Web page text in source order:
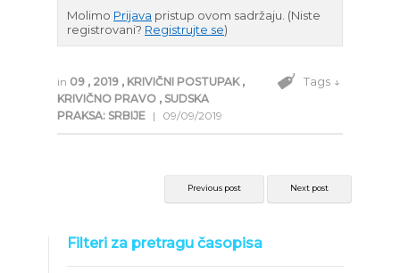
Molimo Prijava pristup ovom sadržaju. (Niste
registrovani? Registrujte se)
in 09 , 2019 , KRIVIČNI POSTUPAK ,
KRIVIČNO PRAVO , SUDSKA
PRAKSA: SRBIJE | 09/09/2019
Tags ↓
Previous post Next post
Filteri za pretragu časopisa